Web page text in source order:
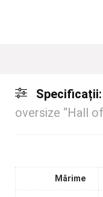
Specificații:
oversize “Hall
Mărime